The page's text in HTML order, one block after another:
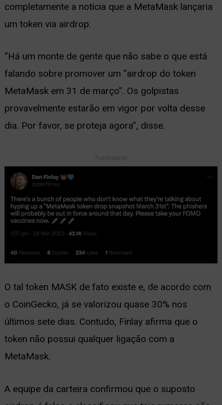
completamente a notícia que a MetaMask lançaria
um token via airdrop.
“Há um monte de gente que não sabe o que está
falando sobre promover um “airdrop do token
MetaMask em 31 de março”. Os golpistas
provavelmente estarão em vigor por volta desse
dia. Por favor, se proteja agora”, disse.
Publicidade
O tal token MASK de fato existe e, de acordo com
o CoinGecko, já se valorizou quase 30% nos
últimos sete dias. Contudo, Finlay afirma que o
token não possui qualquer ligação com a
MetaMask.
A equipe da carteira confirmou que o suposto